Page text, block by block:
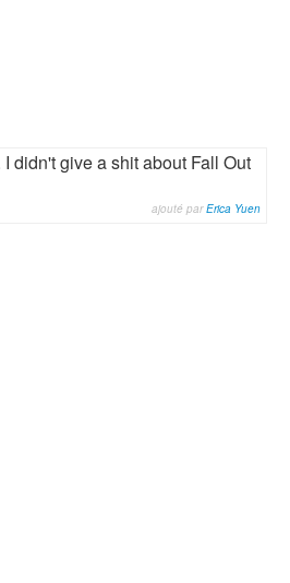
didn't give a shit about Fall Out
ajouté parErica Yuen